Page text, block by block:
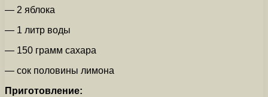
— 2 яблока
— 1 литр воды
— 150 грамм сахара
— сок половины лимона
Приготовление: